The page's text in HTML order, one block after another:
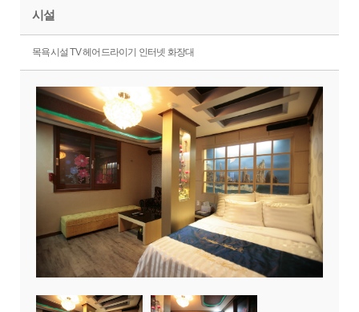
시설
목욕시설 TV 헤어드라이기 인터넷 화장대